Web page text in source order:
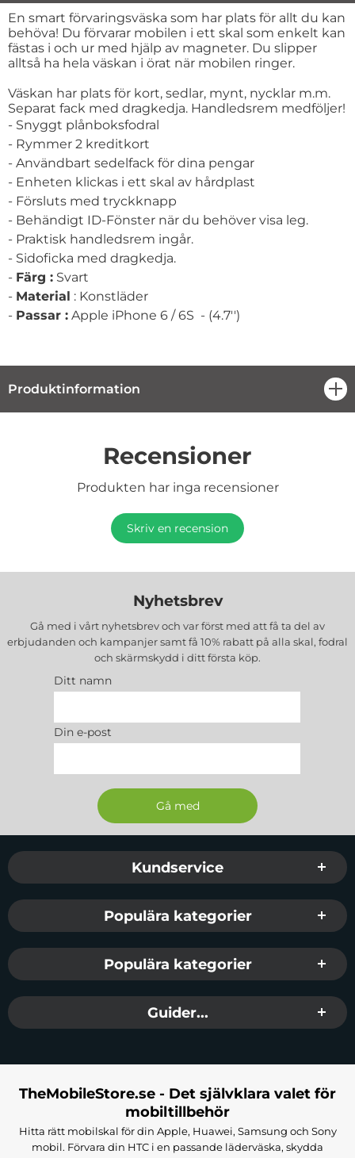
Produktbeskrivning
En smart förvaringsväska som har plats för allt du kan
behöva! Du förvarar mobilen i ett skal som enkelt kan
fästas i och ur med hjälp av magneter. Du slipper
alltså ha hela väskan i örat när mobilen ringer.
Väskan har plats för kort, sedlar, mynt, nycklar m.m.
Separat fack med dragkedja. Handledsrem medföljer!
- Snyggt plånboksfodral
- Rymmer 2 kreditkort
- Användbart sedelfack för dina pengar
- Enheten klickas i ett skal av hårdplast
- Försluts med tryckknapp
- Behändigt ID-Fönster när du behöver visa leg.
- Praktisk handledsrem ingår.
- Sidoficka med dragkedja.
- Färg : Svart
- Material : Konstläder
- Passar : Apple iPhone 6 / 6S - (4.7'')
Produktinformation
Recensioner
Produkten har inga recensioner
Skriv en recension
Nyhetsbrev
Gå med i vårt nyhetsbrev och var först med att få ta del av
erbjudanden och kampanjer samt få 10% rabatt på alla skal, fodral
och skärmskydd i ditt första köp.
Ditt namn
Din e-post
Sidfot Blandad info och länkar
Kundservice
Populära kategorier
Populära kategorier
Guider...
TheMobileStore.se - Det självklara valet för
mobiltillbehör
Hitta rätt mobilskal för din Apple, Huawei, Samsung och Sony
mobil. Förvara din HTC i en passande läderväska, skydda